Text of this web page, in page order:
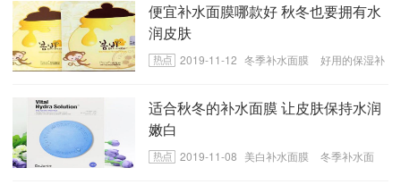
便宜补水面膜哪款好 秋冬也要拥有水
润皮肤
2019-11-12 冬季补水面膜
好用的保湿补
适合秋冬的补水面膜 让皮肤保持水润
嫩白
2019-11-08 美白补水面膜
冬季补水面